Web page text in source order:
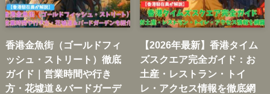
香港金魚街（ゴールドフィ
ッシュ・ストリート）徹底
ガイド｜営業時間や行き
方・花墟道＆バードガーデ
【2026年最新】香港タイム
ズスクエア完全ガイド：お
土産・レストラン・トイ
レ・アクセス情報を徹底網